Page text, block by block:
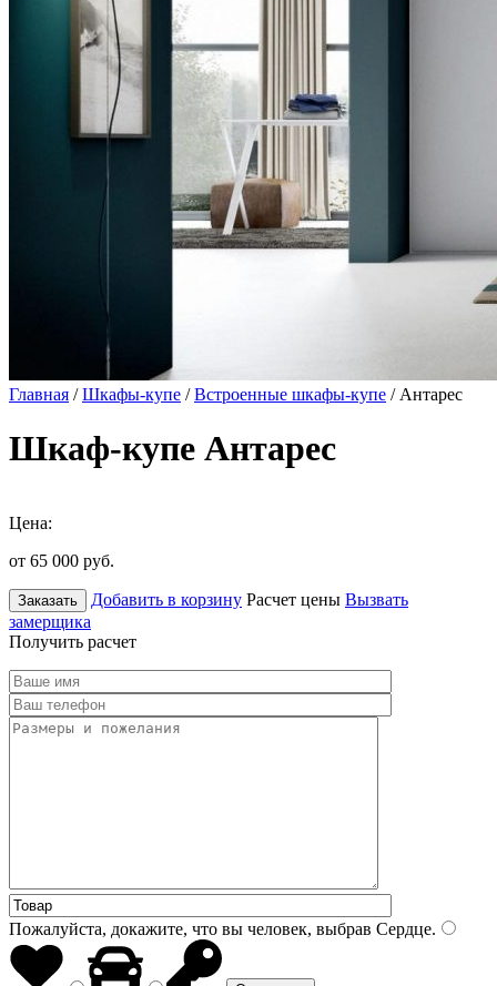
Главная /Шкафы-купе /Встроенные шкафы-купе / Антарес
Шкаф-купе Антарес
Цена:
от 65 000 руб.
Заказать Добавить в корзину Расчет цены Вызвать
замерщика
Получить расчет
Пожалуйста, докажите, что вы человек, выбрав Сердце.